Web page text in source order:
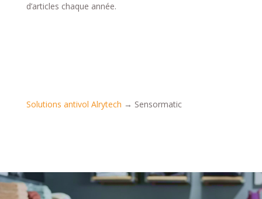
d’articles chaque année.
Solutions antivol Alrytech → Sensormatic